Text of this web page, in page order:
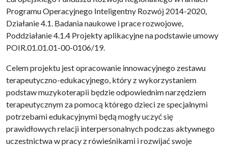
Programu Operacyjnego Inteligentny Rozwój 2014-2020,
Działanie 4.1. Badania naukowe i prace rozwojowe,
Poddziałanie 4.1.4 Projekty aplikacyjne na podstawie umowy
POIR.01.01.01-00-0106/19.
Celem projektu jest opracowanie innowacyjnego zestawu
terapeutyczno-edukacyjnego, który z wykorzystaniem
podstaw muzykoterapii będzie odpowiednim narzędziem
terapeutycznym za pomocą którego dzieci ze specjalnymi
potrzebami edukacyjnymi będą mogły uczyć się
prawidłowych relacji interpersonalnych podczas aktywnego
uczestnictwa w pracy z rówieśnikami i rozwijać swoje